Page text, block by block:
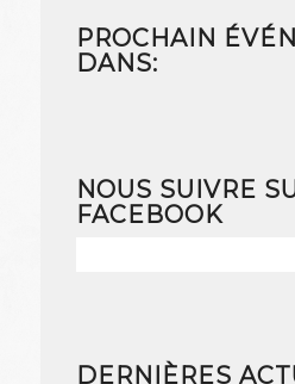
PROCHAIN
DANS:
NOUS SUIVRE
FACEBOOK
DERNIÈRES